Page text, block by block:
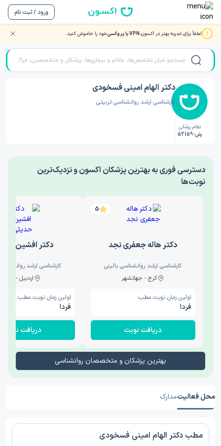
ورود / ثبت نام
لطفاً برای تجربه بهتر در اکسون،VPN یا پروکسی خود را خاموش کنید. صفحه اصلی/دکتر روانشناسی/دکتر الهام امینی فسخودی
نظام پزشکی
رش-52159
دکتر الهام امینی فسخودی
کارشناسی ارشد روانشناسی تربیتی
‎دسترسی فوری به بهترین پزشکان اکسون و نزدیک‌ترین
نوبت‌ها
5
دکتر هاله جعفری نجد
کارشناسی ارشد روانشناسی بالینی
کرج - جهانشهر
اولین زمان نوبت مطب:
فردا
دریافت نوبت
دکتر افشین
کارشناسی ارشد
اردبیل - والی
اولین زمان نوبت مطب:
فردا
دریافت نوبت
بهترین پزشکان و متخصصان روانشناسی
محل فعالیتمدارک
مطب دکتر الهام امینی فسخودی